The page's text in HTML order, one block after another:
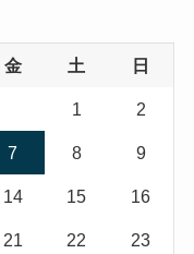
金 土 日
1 2
7 8 9
14 15 16
21 22 23